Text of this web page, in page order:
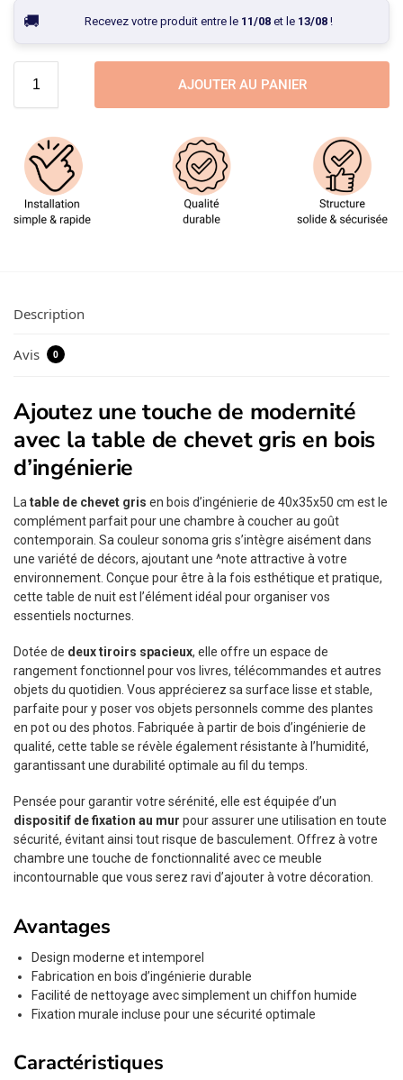
Recevez votre produit entre le 11/08et le 13/08!
AJOUTER AU PANIER
Description
Avis 0
Ajoutez une touche de modernité
avec la table de chevet gris en bois
d’ingénierie
La table de chevet gris en bois d’ingénierie de 40x35x50 cm est le
complément parfait pour une chambre à coucher au goût
contemporain. Sa couleur sonoma gris s’intègre aisément dans
une variété de décors, ajoutant une ^note attractive à votre
environnement. Conçue pour être à la fois esthétique et pratique,
cette table de nuit est l’élément idéal pour organiser vos
essentiels nocturnes.
Dotée de deux tiroirs spacieux, elle offre un espace de
rangement fonctionnel pour vos livres, télécommandes et autres
objets du quotidien. Vous apprécierez sa surface lisse et stable,
parfaite pour y poser vos objets personnels comme des plantes
en pot ou des photos. Fabriquée à partir de bois d’ingénierie de
qualité, cette table se révèle également résistante à l’humidité,
garantissant une durabilité optimale au fil du temps.
Pensée pour garantir votre sérénité, elle est équipée d’un
dispositif de fixation au mur pour assurer une utilisation en toute
sécurité, évitant ainsi tout risque de basculement. Offrez à votre
chambre une touche de fonctionnalité avec ce meuble
incontournable que vous serez ravi d’ajouter à votre décoration.
Avantages
Design moderne et intemporel
Fabrication en bois d’ingénierie durable
Facilité de nettoyage avec simplement un chiffon humide
Fixation murale incluse pour une sécurité optimale
Caractéristiques